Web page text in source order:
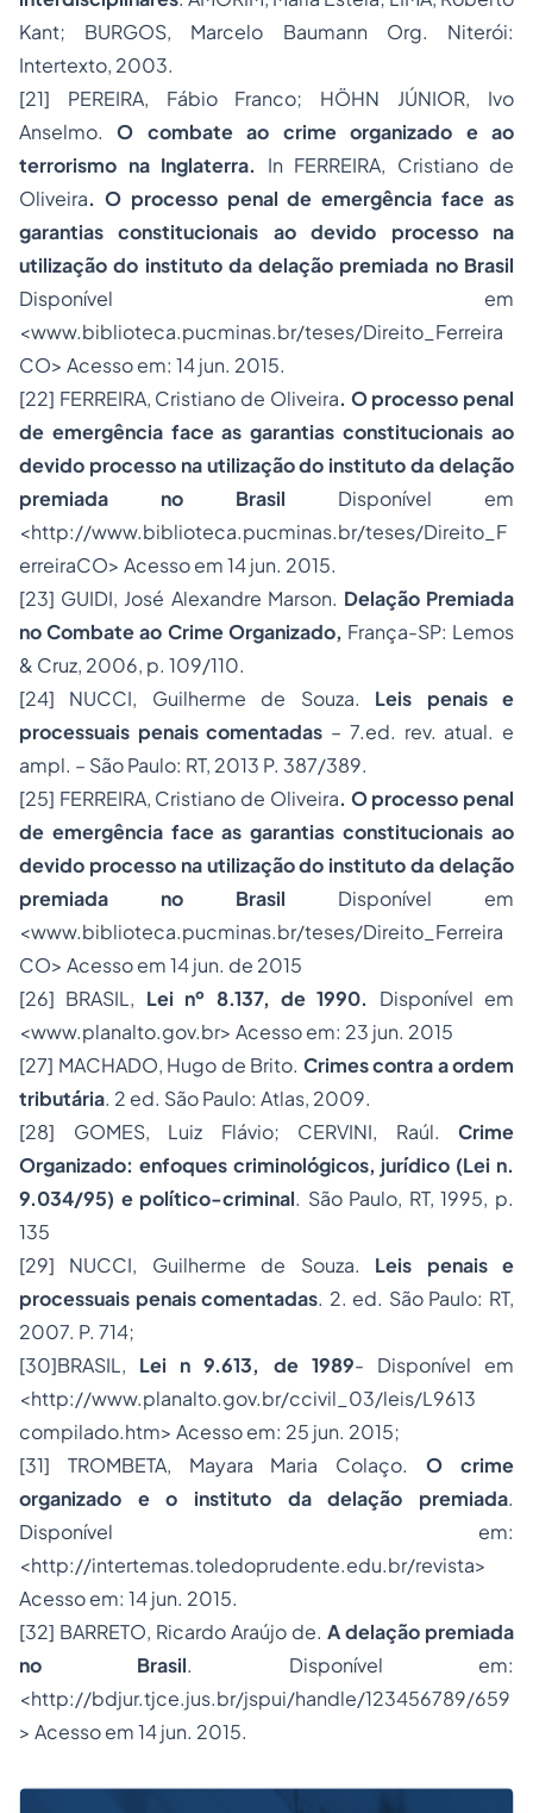
Kant; BURGOS, Marcelo Baumann Org. Niterói:
Intertexto, 2003.
[21] PEREIRA, Fábio Franco; HÖHN JÚNIOR, Ivo
Anselmo.O combate ao crime organizado e ao
terrorismo na Inglaterra. In FERREIRA, Cristiano de
Oliveira. O processo penal de emergência face as
garantias constitucionais ao devido processo na
utilização do instituto da delação premiada no Brasil
Disponível em
<www.biblioteca.pucminas.br/teses/Direito_Ferreira
CO> Acesso em: 14 jun. 2015.
[22] FERREIRA, Cristiano de Oliveira. O processo penal
de emergência face as garantias constitucionais ao
devido processo na utilização do instituto da delação
premiada no Brasil Disponível em
<http://www.biblioteca.pucminas.br/teses/Direito_F
erreiraCO> Acesso em 14 jun. 2015.
[23] GUIDI, José Alexandre Marson. Delação Premiada
no Combate ao Crime Organizado, França-SP: Lemos
& Cruz, 2006, p. 109/110.
[24] NUCCI, Guilherme de Souza. Leis penais e
processuais penais comentadas – 7.ed. rev. atual. e
ampl. – São Paulo: RT, 2013 P. 387/389.
[25] FERREIRA, Cristiano de Oliveira. O processo penal
de emergência face as garantias constitucionais ao
devido processo na utilização do instituto da delação
premiada no Brasil Disponível em
<www.biblioteca.pucminas.br/teses/Direito_Ferreira
CO> Acesso em 14 jun. de 2015
[26] BRASIL, Lei nº 8.137, de 1990.
Disponível em
<www.planalto.gov.br> Acesso em: 23 jun. 2015
[27] MACHADO, Hugo de Brito. Crimes contra a ordem
tributária. 2 ed. São Paulo: Atlas, 2009.
[28] GOMES, Luiz Flávio; CERVINI, Raúl. Crime
Organizado: enfoques criminológicos, jurídico (Lei n.
9.034/95) e político-criminal. São Paulo, RT, 1995, p.
135
[29] NUCCI, Guilherme de Souza. Leis penais e
processuais penais comentadas. 2. ed. São Paulo: RT,
2007. P. 714;
[30]BRASIL, Lei n 9.613, de 1989- Disponível em
<http://www.planalto.gov.br/ccivil_03/leis/L9613
compilado.htm> Acesso em: 25 jun. 2015;
[31] TROMBETA, Mayara Maria Colaço.O crime
organizado e o instituto da delação premiada.
Disponível em:
<http://intertemas.toledoprudente.edu.br/revista>
Acesso em: 14 jun. 2015.
[32] BARRETO, Ricardo Araújo de. A delação premiada
no Brasil. Disponível em:
<http://bdjur.tjce.jus.br/jspui/handle/123456789/659
> Acesso em 14 jun. 2015.